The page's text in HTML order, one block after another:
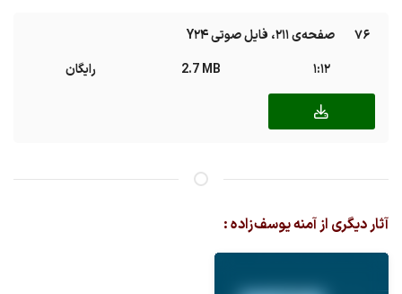
76
صفحه‌ی ۲۱۱، فایل صوتی Y24
1:12
2.7 MB رایگان
آثار دیگری از آمنه یوسف زاده :